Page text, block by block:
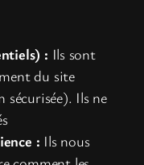
: Ils sont
du site
sécurisée). Ils ne
: Ils nous